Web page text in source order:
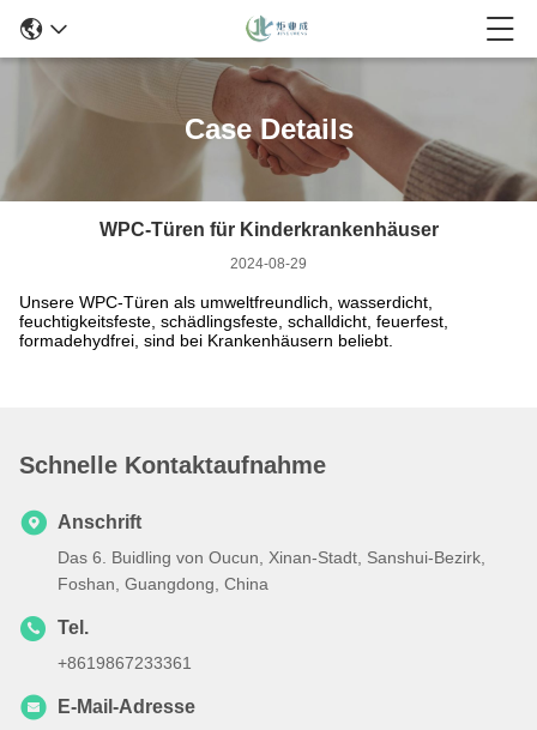
Case Details
WPC-Türen für Kinderkrankenhäuser
2024-08-29
Unsere WPC-Türen als umweltfreundlich, wasserdicht,
feuchtigkeitsfeste, schädlingsfeste, schalldicht, feuerfest,
formadehydfrei, sind bei Krankenhäusern beliebt.
Schnelle Kontaktaufnahme
Anschrift
Das 6. Buidling von Oucun, Xinan-Stadt, Sanshui-Bezirk,
Foshan, Guangdong, China
Tel.
+8619867233361
E-Mail-Adresse